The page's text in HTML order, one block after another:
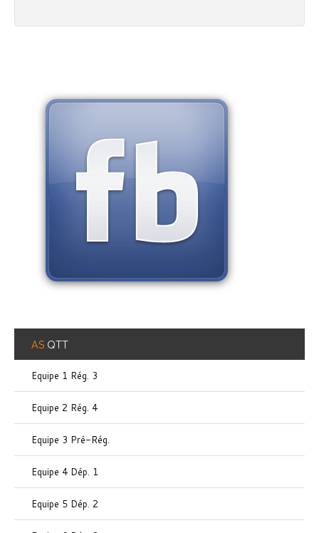
AS QTT
Equipe 1 Rég. 3
Equipe 2 Rég. 4
Equipe 3 Pré-Rég.
Equipe 4 Dép. 1
Equipe 5 Dép. 2